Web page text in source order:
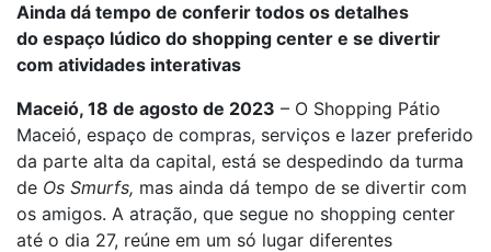
Ainda dá tempo de conferir todos os detalhes
do espaço lúdico do shopping center e se divertir
com atividades interativas
Maceió, 18 de agosto de 2023 – O Shopping Pátio
Maceió, espaço de compras, serviços e lazer preferido
da parte alta da capital, está se despedindo da turma
de Os Smurfs, mas ainda dá tempo de se divertir com
os amigos. A atração, que segue no shopping center
até o dia 27, reúne em um só lugar diferentes